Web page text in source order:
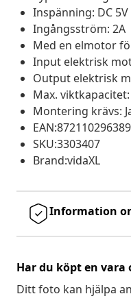
Inspänning: DC 5V
Ingångsström: 2A
Med en elmotor
Input elektrisk
Output elektrisk
Max.
Montering krävs:
SKU:3303407
Brand:vidaXL
Information
Har du köpt en vara
Ditt foto kan hjälpa